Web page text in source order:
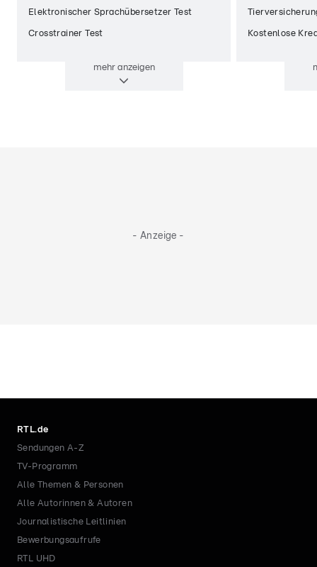
Elektronischer Sprachübersetzer Test
Crosstrainer Test
mehranzeigen
Kostenlose
- Anzeige -
RTL.de
Sendungen A-Z
TV-Programm
Alle Themen & Personen
Alle Autorinnen & Autoren
Journalistische Leitlinien
Bewerbungsaufrufe
RTL UHD